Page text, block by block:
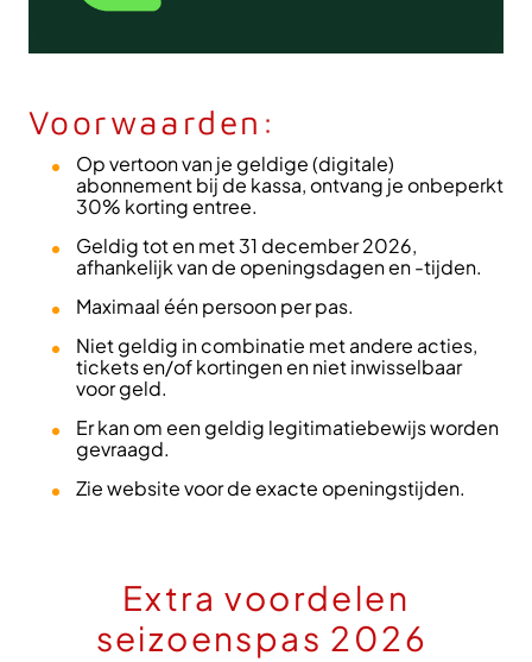
Voorwaarden:
Op vertoon van je geldige (digitale)
abonnement bij de kassa, ontvang je onbeperkt
30% korting entree.
Geldig tot en met 31 december 2026,
afhankelijk van de openingsdagen en -tijden.
Maximaal één persoon per pas.
Niet geldig in combinatie met andere acties,
tickets en/of kortingen en niet inwisselbaar
voor geld.
Er kan om een geldig legitimatiebewijs worden
gevraagd.
Zie website voor de exacte openingstijden.
Extra voordelen
seizoenspas 2026